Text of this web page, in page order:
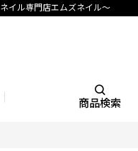
イル専門店エムズネイル〜
商品検索